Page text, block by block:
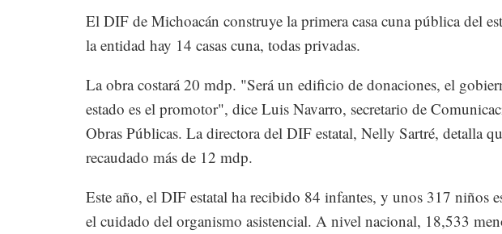
El DIF de Michoacán construye la primera casa cuna pública del
la entidad hay 14 casas cuna, todas privadas.
La obra costará 20 mdp. "Será un edificio de donaciones, el
estado es el promotor", dice Luis Navarro, secretario de
Obras Públicas. La directora del DIF estatal, Nelly Sartré, detalla
recaudado más de 12 mdp.
Este año, el DIF estatal ha recibido 84 infantes, y unos 317 niños
el cuidado del organismo asistencial. A nivel nacional, 18,533